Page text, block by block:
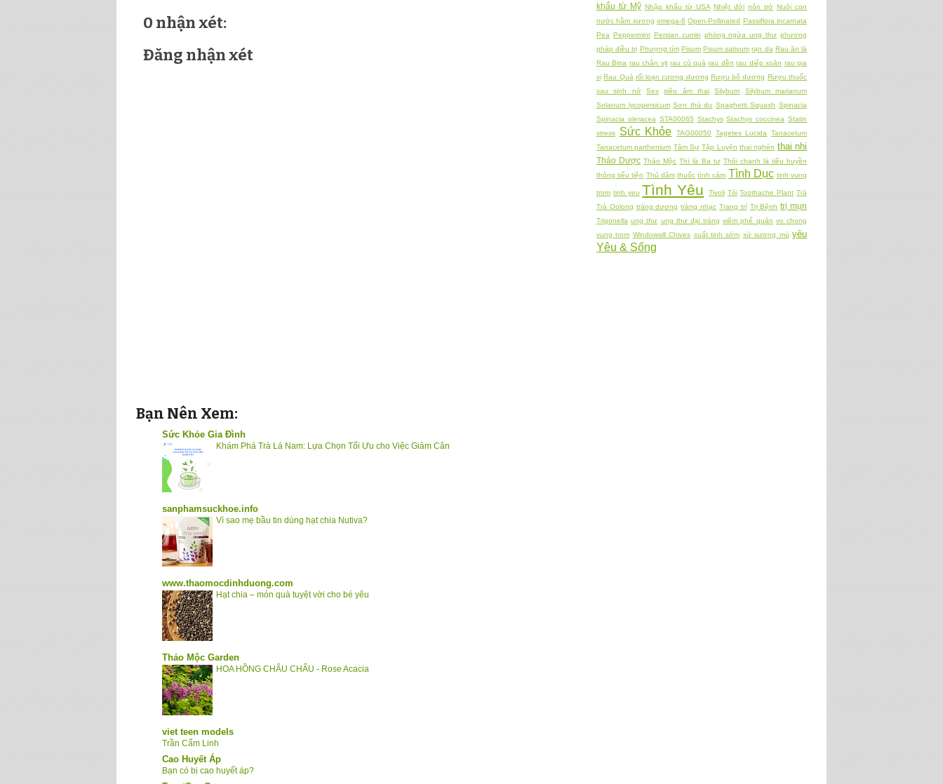
0 nhận xét:
Đăng nhận xét
Bạn Nên Xem:
Sức Khỏe Gia Đình
Khám Phá Trà Lá Nam: Lựa Chọn Tối Ưu cho Việc Giảm Cân
sanphamsuckhoe.info
Vì sao mẹ bầu tin dùng hạt chia Nutiva?
www.thaomocdinhduong.com
Hạt chia – món quà tuyệt vời cho bé yêu
Thảo Mộc Garden
HOA HỒNG CHÂU CHẤU - Rose Acacia
viet teen models
Trần Cẩm Linh
Cao Huyết Áp
Bạn có bị cao huyết áp?
khẩu từ Mỹ Nhập khẩu từ USA Nhiệt đới nôn trớ Nuôi con
nước hầm xương omega-6 Open-Pollinated
Passiflora incarnata
Pea Peppermint Persian cumin phòng ngừa ung thư phương
pháp điều trị Phượng tím Pisum Pisum sativum rạn da Rau ăn lá
Rau Bina rau chân vịt rau củ quả rau dền rau diếp xoăn rau gia
vị Rau Quả rối loạn cương dương Rượu bổ dương Rượu thuốc
sau sinh nở
Sex siêu âm thai Silybum
Silybum marianum
Solanum lycopersicum Sơn thù du Spaghetti Squash Spinacia
Spinacia oleracea STA00065 Stachys Stachys coccinea Statin
stress
Sức Khỏe TAG00050 Tagetes Lucida Tanacetum
Tanacetum parthenium Tâm Sự Tập Luyện thai nghén thai nhi
Thảo Dược Thảo Mộc Thì là Ba tư Thôi chanh lá tiêu huyền
thông tiểu tiện Thủ dâm thuốc tình cảm Tình Dục tinh vung
trom tinh yeu Tình Yêu Tivoli Tỏi Toothache Plant Trà
Trà Oolong tráng dương tràng nhạc Trang trí Trị Bệnh trị mụn
Trigonella ung thư ung thư đại tràng viêm phế quản vo chong
vung trom Windowsill Chives xuất tinh sớm xứ sương mù yêu
Yêu & Sống